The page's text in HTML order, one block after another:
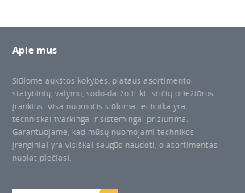
Apie mus
Siūlome aukštos kokybės, plataus asortimento
statybinių, valymo, sodo-daržo ir kt. sričių priežiūros
įrankius. Visa nuomotis siūloma technika yra
techniškai tvarkinga ir sistemingai prižiūrima.
Garantuojame, kad mūsų nuomojami technikos
įrenginiai yra visiškai saugūs naudoti, o asortimentas
nuolat plečiasi.